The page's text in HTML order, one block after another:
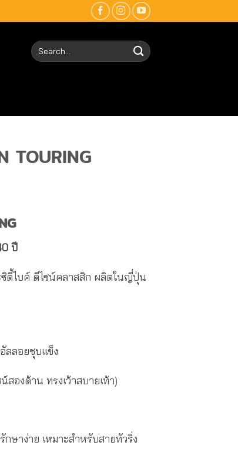
Search
for:
TOURING
ปี
ตี้ไบค์ ดีไซน์คลาสสิก ผลิตในญี่ปุ่น
ลลอยชุบแข็ง
องด้าน ทรงเว้าสบายเท้า)
าง่าย เหมาะสำหรับสายทัวริ่ง